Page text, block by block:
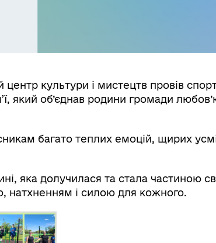
центр культури і мистецтв провів
який об’єднав родини громади
багато теплих емоцій, щирих
яка долучилася та стала частиною
натхненням і силою для кожного.